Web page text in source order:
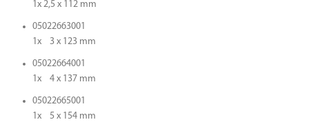
1x 2,5 x 112 mm
05022663001
1x 3 x 123 mm
05022664001
1x 4 x 137 mm
05022665001
1x 5 x 154 mm